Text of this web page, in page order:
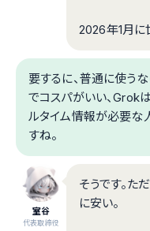
2026年1月に
要するに、普通に使う
でコスパがいい、Grok
ルタイム情報が必要な
すね。
室谷
代表取締役
そうです。
に安い。